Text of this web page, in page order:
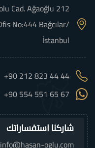
Cad. Ağaoğlu 212
No:444 Bağcılar/
İstanbul
+90 212 823 44 44
+90 554 551 65 67
شاركنا استفساراتك
info@hasan-oglu.com